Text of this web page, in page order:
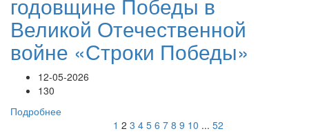
Великой Отечественной
войне «Строки Победы»
12-05-2026
130
Подробнее
1 2 3 4 5 6 7 8 9 10 ... 52